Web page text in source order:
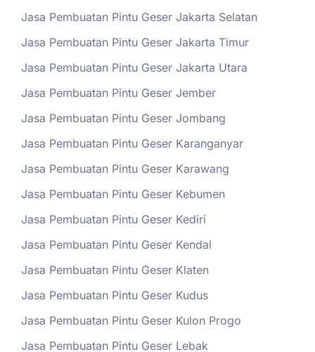
Jasa Pembuatan Pintu Geser Jakarta Selatan
Jasa Pembuatan Pintu Geser Jakarta Timur
Jasa Pembuatan Pintu Geser Jakarta Utara
Jasa Pembuatan Pintu Geser Jember
Jasa Pembuatan Pintu Geser Jombang
Jasa Pembuatan Pintu Geser Karanganyar
Jasa Pembuatan Pintu Geser Karawang
Jasa Pembuatan Pintu Geser Kebumen
Jasa Pembuatan Pintu Geser Kediri
Jasa Pembuatan Pintu Geser Kendal
Jasa Pembuatan Pintu Geser Klaten
Jasa Pembuatan Pintu Geser Kudus
Jasa Pembuatan Pintu Geser Kulon Progo
Jasa Pembuatan Pintu Geser Lebak